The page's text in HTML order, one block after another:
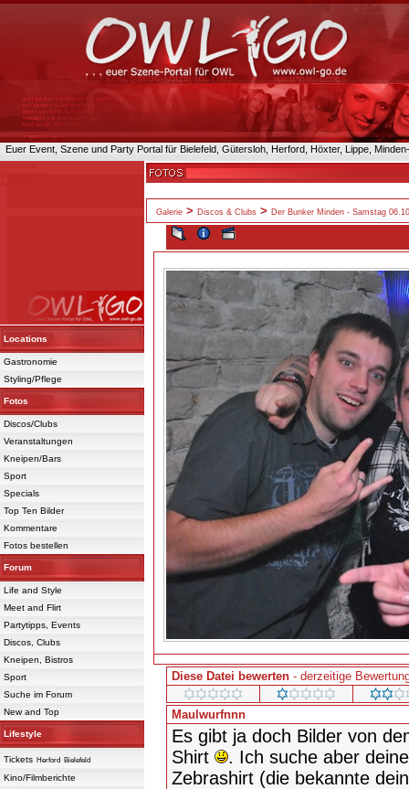
Euer Event, Szene und Party Portal für Bielefeld, Gütersloh, Herford, Höxter, Lippe,
Locations
Gastronomie
Styling/Pflege
Fotos
Discos/Clubs
Veranstaltungen
Kneipen/Bars
Sport
Specials
Top Ten Bilder
Kommentare
Fotos bestellen
Forum
Life and Style
Meet and Flirt
Partytipps, Events
Discos, Clubs
Kneipen, Bistros
Sport
Suche im Forum
New and Top
Lifestyle
Tickets Herford Bielefeld
Kino/Filmberichte
Galerie > Discos & Clubs > Der Bunker Minden - Samstag
Diese Datei bewerten - derzeitige
Maulwurfnnn
Es gibt ja doch Bilder von
Shirt
. Ich suche aber
Zebrashirt (die bekannte